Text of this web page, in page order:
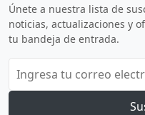
Únete a nuestra lista de
noticias, actualizaciones y
tu bandeja de entrada.